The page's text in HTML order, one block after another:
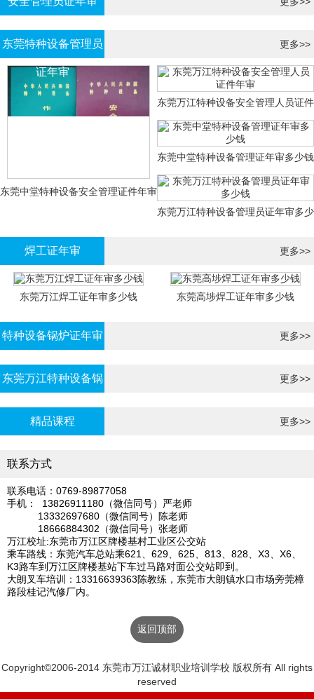
东莞特种设备管理员
证年审
更多>>
东莞中堂特种设备安全管理证件年审
东莞万江特种设备安全管理人员证件
年审
东莞中堂特种设备管理证年审多少钱
东莞万江特种设备管理员证年审多少
焊工证年审 更多>>
东莞万江焊工证年审多少钱 东莞高埗焊工证年审多少钱
特种设备锅炉证年审 更多>>
东莞万江特种设备锅
炉证年审
更多>>
精品课程 更多>>
联系方式
联系电话：0769-89877058
手机： 13826911180（微信同号）严老师
13332697680（微信同号）陈老师
18666884302（微信同号）张老师
万江校址:东莞市万江区牌楼基村工业区公交站
乘车路线：东莞汽车总站乘621、629、625、813、828、X3、X6、
K3路车到万江区牌楼基站下车过马路对面公交站即到。
大朗叉车培训：13316639363陈教练，东莞市大朗镇水口市场旁莞樟
路段桂记汽修厂内。
返回顶部
Copyright©2006-2014 东莞市万江诚材职业培训学校 版权所有 All rights
reserved